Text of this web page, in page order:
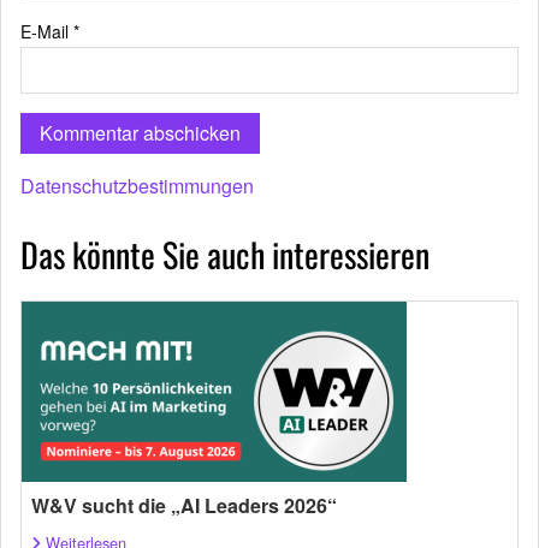
E-Mail *
Datenschutzbestimmungen
Das könnte Sie auch interessieren
W&V sucht die „AI Leaders 2026“
Weiterlesen